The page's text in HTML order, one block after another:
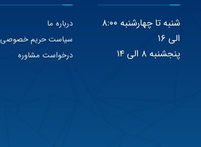
شنبه تا چهارشنبه ۸:۰۰
الی ۱۶
پنجشنبه ۸ الی ۱۴
درباره ما
سیاست حریم خصوصی
درخواست مشاوره